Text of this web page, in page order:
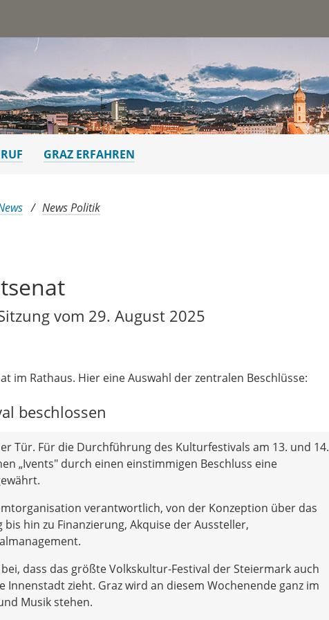
GRAZ ERFAHREN
News Politik
vom 29. August 2025
im Rathaus. Hier eine Auswahl der zentralen Beschlüsse:
beschlossen
Tür. Für die Durchführung des Kulturfestivals am 13. und 14.
„Ivents" durch einen einstimmigen Beschluss eine
verantwortlich, von der Konzeption über das
hin zu Finanzierung, Akquise der Aussteller,
dass das größte Volkskultur-Festival der Steiermark auch
Innenstadt zieht. Graz wird an diesem Wochenende ganz im
Musik stehen.